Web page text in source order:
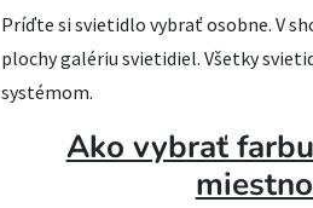
Príďte si svietidlo vybrať osobne. V
plochy galériu svietidiel. Všetky
systémom.
Ako vybrať